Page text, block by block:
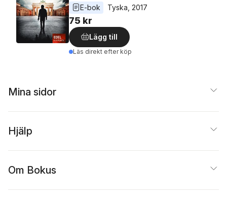
E-bok
Tyska 2017
75 kr
Lägg till
Läs direkt efter köp
Mina sidor
Hjälp
Om Bokus